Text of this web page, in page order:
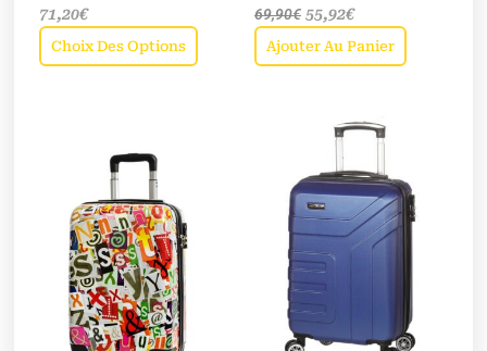
71,20€
Choix Des Options
69,90€ 55,92€
Ajouter Au Panier
plusieurs
variations.
options
peuvent